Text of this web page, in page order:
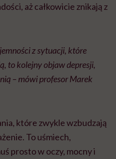
aż całkowicie znikają z
z sytuacji, które
to kolejny objaw depresji,
– mówi profesor Marek
które zwykle wzbudzają
To uśmiech,
prosto w oczy, mocny i